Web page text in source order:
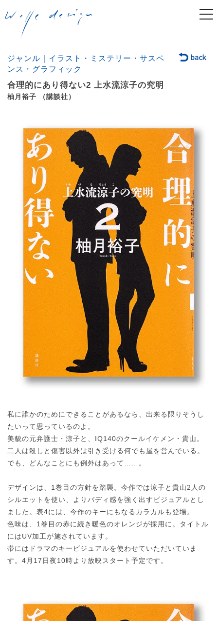
ジャンル｜イラスト・ミステリー・サスペ
ンス・グラフィック
合理的にあり得ない2 上水流涼子の究明
柚月裕子 （講談社）
私に誰かのためにできることがあるなら、出来る限りそうし
たいって思っているのよ。
美貌の元弁護士・涼子と、IQ140のクールイケメン・貴山。
二人は殺しと傷害以外は引き受ける何でも屋を営んでいる。
でも、どんなことにも例外はあって……。
デザインは、1巻目の方針を踏襲。今作では涼子と貴山2人の
シルエットを使い、よりバディ感を強く出すビジュアルとし
ました。表4には、今作のキーにもなるカラカルも登場。
色味は、1巻目の赤に続き暖色のオレンジが採用に。タイトル
にはUV加工が施されています。
帯にはドラマのキービジュアルを使わせていただいていま
す。4月17日夜10時より放映スタート予定です。